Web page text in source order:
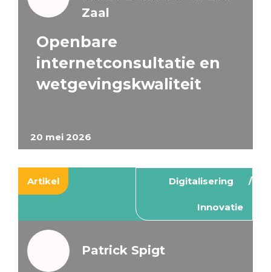
20 mei 2026
Zaal
Openbare
internetconsultatie en
wetgevingskwaliteit
Artikel Digitalisering
Innovatie
Patrick Spigt